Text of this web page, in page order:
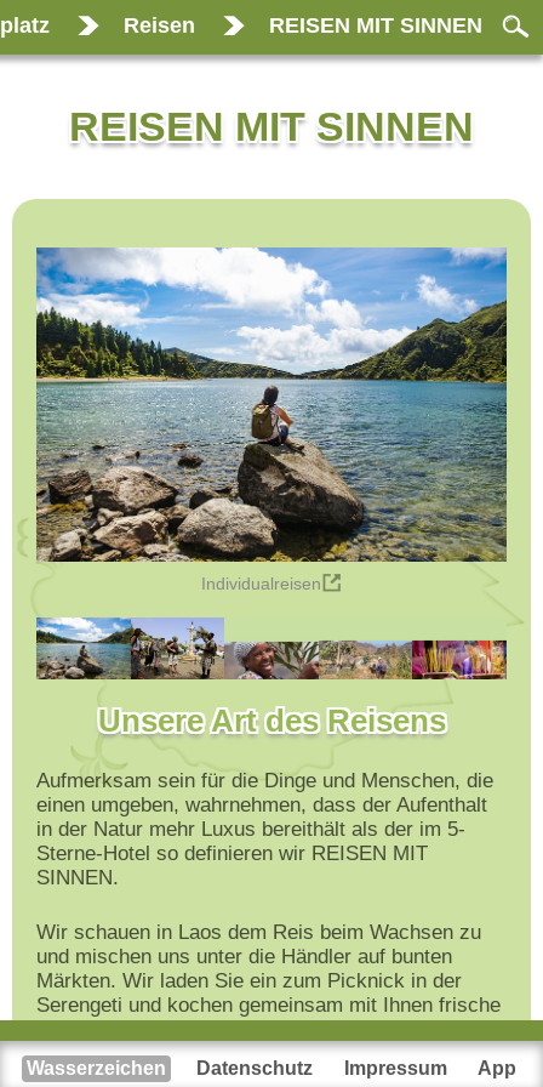
Reisen REISEN MIT SINNEN
REISEN MIT SINNEN
Individualreisen
Unsere Art des Reisens
Aufmerksam sein für die Dinge und Menschen, die
einen umgeben, wahrnehmen, dass der Aufenthalt
in der Natur mehr Luxus bereithält als der im 5-
Sterne-Hotel so definieren wir REISEN MIT
SINNEN.
Wir schauen in Laos dem Reis beim Wachsen zu
und mischen uns unter die Händler auf bunten
Märkten. Wir laden Sie ein zum Picknick in der
Serengeti und kochen gemeinsam mit Ihnen frische
Sie bei uns nicht. Authentische, wirkliche
Erlebnisse und ein wenig Entschleunigung ist unser
Wasserzeichen Datenschutz Impressum App